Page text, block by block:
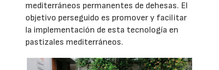
mediterráneos permanentes de dehesas. El
objetivo perseguido es promover y facilitar
la implementación de esta tecnología en
pastizales mediterráneos.